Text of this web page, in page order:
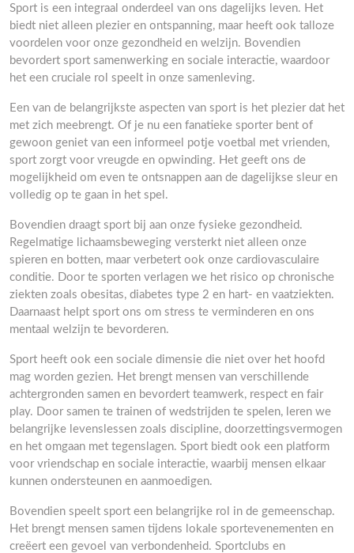
Sport is een integraal onderdeel van ons dagelijks leven. Het
biedt niet alleen plezier en ontspanning, maar heeft ook talloze
voordelen voor onze gezondheid en welzijn. Bovendien
bevordert sport samenwerking en sociale interactie, waardoor
het een cruciale rol speelt in onze samenleving.
Een van de belangrijkste aspecten van sport is het plezier dat het
met zich meebrengt. Of je nu een fanatieke sporter bent of
gewoon geniet van een informeel potje voetbal met vrienden,
sport zorgt voor vreugde en opwinding. Het geeft ons de
mogelijkheid om even te ontsnappen aan de dagelijkse sleur en
volledig op te gaan in het spel.
Bovendien draagt sport bij aan onze fysieke gezondheid.
Regelmatige lichaamsbeweging versterkt niet alleen onze
spieren en botten, maar verbetert ook onze cardiovasculaire
conditie. Door te sporten verlagen we het risico op chronische
ziekten zoals obesitas, diabetes type 2 en hart- en vaatziekten.
Daarnaast helpt sport ons om stress te verminderen en ons
mentaal welzijn te bevorderen.
Sport heeft ook een sociale dimensie die niet over het hoofd
mag worden gezien. Het brengt mensen van verschillende
achtergronden samen en bevordert teamwerk, respect en fair
play. Door samen te trainen of wedstrijden te spelen, leren we
belangrijke levenslessen zoals discipline, doorzettingsvermogen
en het omgaan met tegenslagen. Sport biedt ook een platform
voor vriendschap en sociale interactie, waarbij mensen elkaar
kunnen ondersteunen en aanmoedigen.
Bovendien speelt sport een belangrijke rol in de gemeenschap.
Het brengt mensen samen tijdens lokale sportevenementen en
creëert een gevoel van verbondenheid. Sportclubs en